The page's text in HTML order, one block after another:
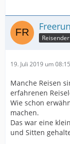
Reisender
19. Juli 2019 um 08:15
Manche Reisen
erfahrenen
Wie schon
machen.
Das war eine
und Sitten